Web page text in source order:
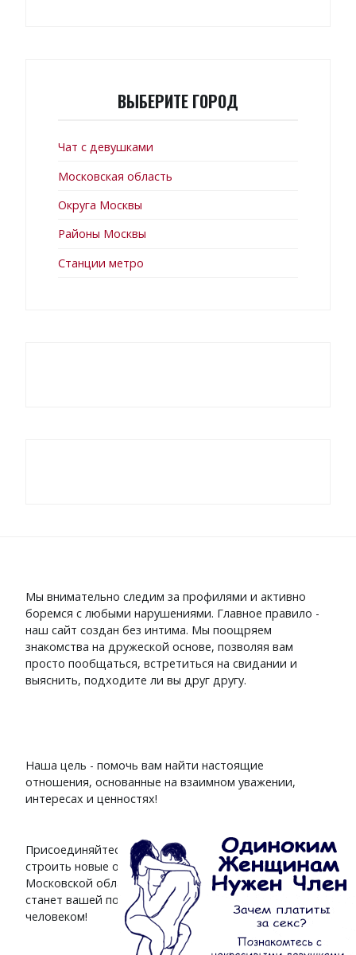
ВЫБЕРИТЕ ГОРОД
Чат с девушками
Московская область
Округа Москвы
Районы Москвы
Станции метро
Мы внимательно следим за профилями и активно
боремся с любыми нарушениями. Главное правило -
наш сайт создан без интима. Мы поощряем
знакомства на дружеской основе, позволяя вам
просто пообщаться, встретиться на свидании и
выяснить, подходите ли вы друг другу.
Наша цель - помочь вам найти настоящие
отношения, основанные на взаимном уважении,
интересах и ценностях!
Присоединяйтесь к сайту знакомстви начинайте
строить новые отношения с интересными людьми
Московской области. Мы поможем вам найти тех, кто
станет вашей поддержкой, другом или даже близким
человеком!